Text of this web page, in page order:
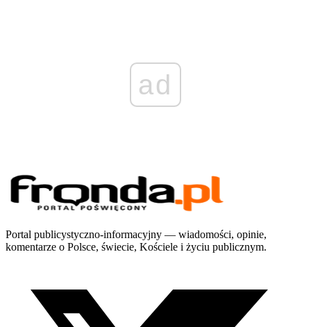
ad
Portal publicystyczno-informacyjny — wiadomości, opinie,
komentarze o Polsce, świecie, Kościele i życiu publicznym.